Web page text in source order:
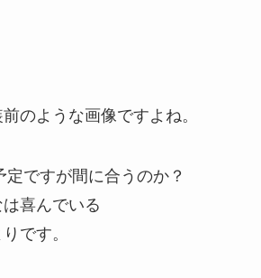
のような画像ですよね。
ですが間に合うのか？
喜んでいる
です。